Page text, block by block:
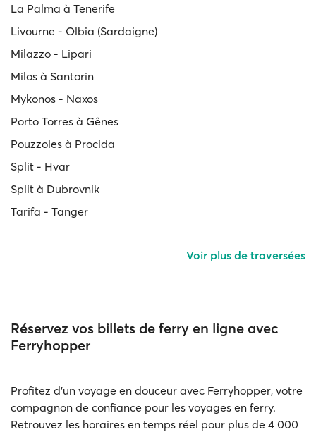
La Palma à Tenerife
Livourne - Olbia (Sardaigne)
Milazzo - Lipari
Milos à Santorin
Mykonos - Naxos
Porto Torres à Gênes
Pouzzoles à Procida
Split - Hvar
Split à Dubrovnik
Tarifa - Tanger
Voir plus de traversées
Réservez vos billets de ferry en ligne avec
Ferryhopper
Profitez d'un voyage en douceur avec Ferryhopper, votre
compagnon de confiance pour les voyages en ferry.
Retrouvez les horaires en temps réel pour plus de 4 000